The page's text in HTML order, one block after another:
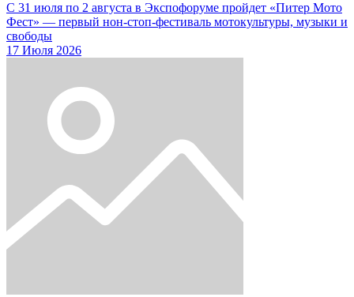
С 31 июля по 2 августа в Экспофоруме пройдет «Питер Мото
Фест» — первый нон-стоп-фестиваль мотокультуры, музыки и
свободы
17 Июля 2026